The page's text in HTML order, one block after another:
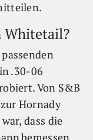
Whitetail?
.30-06
Von S&B
Hornady
dass die
bemessen